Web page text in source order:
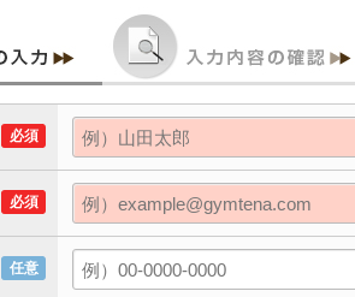
必須
必須
任意